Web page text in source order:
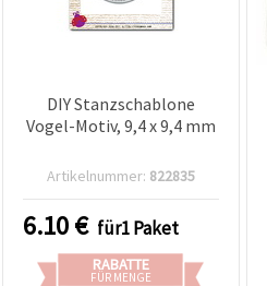
DIY Stanzschablone
Vogel-Motiv, 9,4 x 9,4 mm
Artikelnummer: 822835
6.10€ für1 Paket
RABATTE
FÜR MENGE